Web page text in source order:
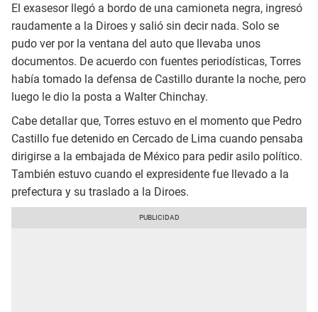
El exasesor llegó a bordo de una camioneta negra, ingresó
raudamente a la Diroes y salió sin decir nada. Solo se
pudo ver por la ventana del auto que llevaba unos
documentos. De acuerdo con fuentes periodísticas, Torres
había tomado la defensa de Castillo durante la noche, pero
luego le dio la posta a Walter Chinchay.
Cabe detallar que, Torres estuvo en el momento que Pedro
Castillo fue detenido en Cercado de Lima cuando pensaba
dirigirse a la embajada de México para pedir asilo político.
También estuvo cuando el expresidente fue llevado a la
prefectura y su traslado a la Diroes.